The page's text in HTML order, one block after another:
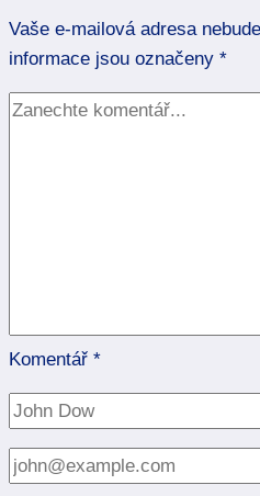
Vaše e-mailová adresa
informace jsou označeny *
Komentář *